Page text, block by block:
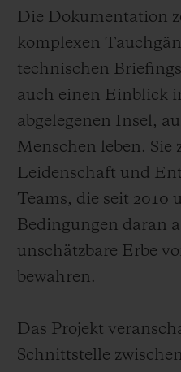
Die Dokumentation
komplexen
technischen
auch einen Einblick
abgelegenen Insel,
Menschen leben. Sie
Leidenschaft und
Teams, die seit 2010
Bedingungen daran
unschätzbare Erbe
bewahren.
Das Projekt
Schnittstelle